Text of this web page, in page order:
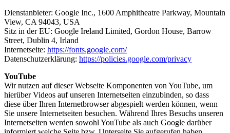
Dienstanbieter: Google Inc., 1600 Amphitheatre Parkway, Mountain
View, CA 94043, USA
Sitz in der EU: Google Ireland Limited, Gordon House, Barrow
Street, Dublin 4, Irland
Internetseite: https://fonts.google.com/
Datenschutzerklärung: https://policies.google.com/privacy
YouTube
Wir nutzen auf dieser Webseite Komponenten von YouTube, um
hierüber Videos auf unseren Internetseiten einzubinden, so dass
diese über Ihren Internetbrowser abgespielt werden können, wenn
Sie unsere Internetseiten besuchen. Während Ihres Besuchs unseren
Internetseiten werden sowohl YouTube als auch Google darüber